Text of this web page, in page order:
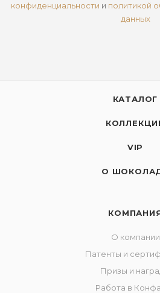
конфиденциальности и политикой
данных
КАТАЛОГ
VIP
О
О компании
Патенты и
Призы и
Работа в